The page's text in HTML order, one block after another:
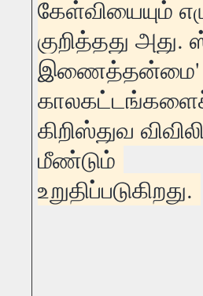
கேள்வியையும்
குறித்தது
இணைத்தன்மை'
கிறிஸ்துவ
மீண்டும்
உறுதிப்படுகிறது.